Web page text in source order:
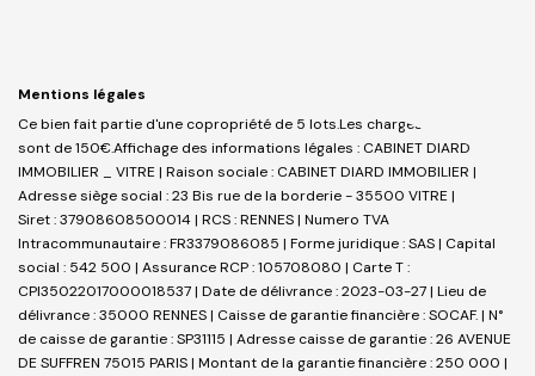
Mentions légales
Ce bien fait partie d'une copropriété de 5 lots.Les charges annuelles
sont de 150€.Affichage des informations légales : CABINET DIARD
IMMOBILIER _ VITRE | Raison sociale : CABINET DIARD IMMOBILIER |
Adresse siège social : 23 Bis rue de la borderie - 35500 VITRE |
Siret : 37908608500014 | RCS : RENNES | Numero TVA
Intracommunautaire : FR3379086085 | Forme juridique : SAS | Capital
social : 542 500 | Assurance RCP : 105708080 | Carte T :
CPI35022017000018537 | Date de délivrance : 2023-03-27 | Lieu de
délivrance : 35000 RENNES | Caisse de garantie financière : SOCAF. | N°
de caisse de garantie : SP31115 | Adresse caisse de garantie : 26 AVENUE
DE SUFFREN 75015 PARIS | Montant de la garantie financière : 250 000 |